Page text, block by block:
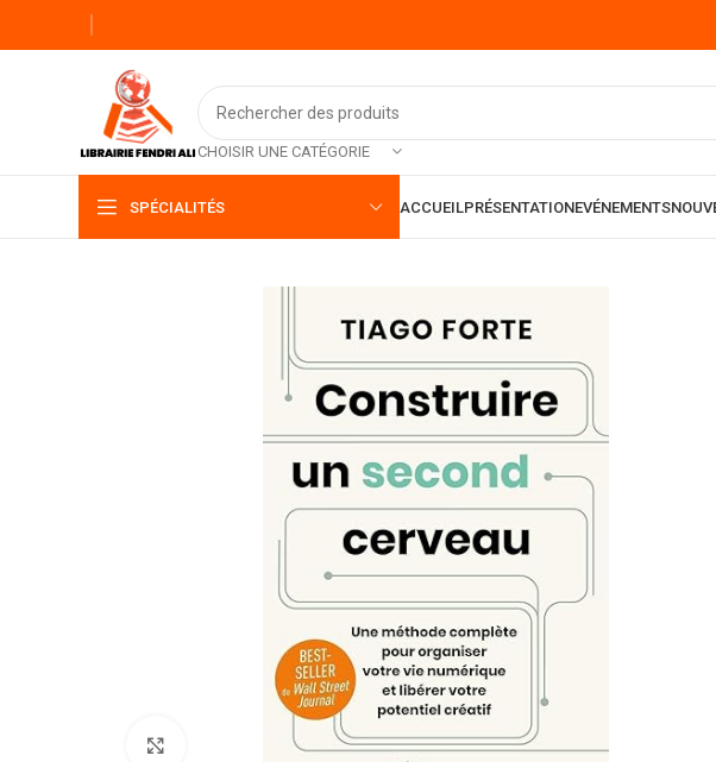
CHOISIR UNE CATÉGORIE
SPÉCIALITÉS ACCUEILPRÉSENTATIONEVÉNEMENTS
Click to enlarge